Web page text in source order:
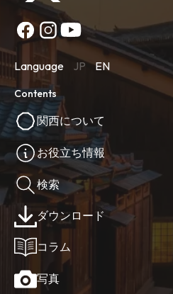
Language JP EN
Contents
関西について
お役立ち情報
検索
ダウンロード
コラム
写真